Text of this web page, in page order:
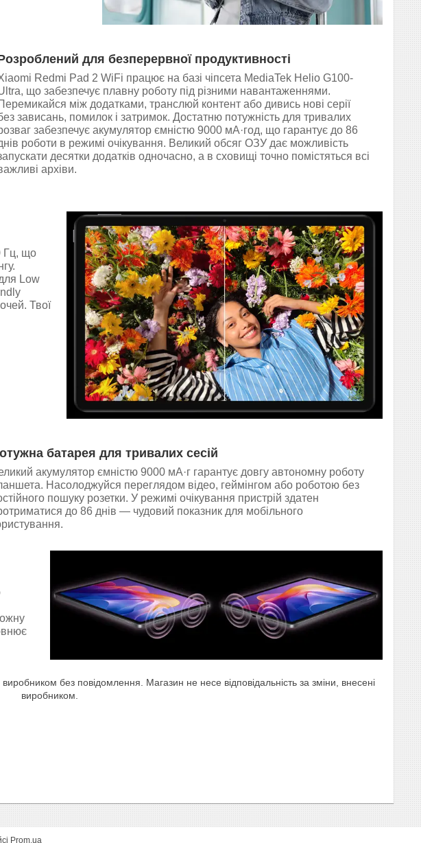
для безперервної продуктивності
Redmi Pad 2 WiFi працює на базі чіпсета MediaTek Helio G100-
що забезпечує плавну роботу під різними навантаженнями.
між додатками, транслюй контент або дивись нові серії
зависань, помилок і затримок. Достатню потужність для тривалих
забезпечує акумулятор ємністю 9000 мА·год, що гарантує до 86
роботи в режимі очікування. Великий обсяг ОЗУ дає можливість
десятки додатків одночасно, а в сховищі точно помістяться всі
архіви.
Гц, що
Low
Твої
батарея для тривалих сесій
акумулятор ємністю 9000 мА·г гарантує довгу автономну роботу
Насолоджуйся переглядом відео, геймінгом або роботою без
пошуку розетки. У режимі очікування пристрій здатен
до 86 днів — чудовий показник для мобільного
без повідомлення. Магазин не несе відповідальність за зміни, внесені
виробником.
Prom.ua